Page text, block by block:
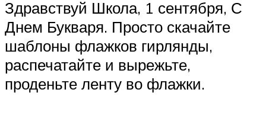
Здравствуй Школа, 1 сентября, С
Днем Букваря. Просто скачайте
шаблоны флажков гирлянды,
распечатайте и вырежьте,
проденьте ленту во флажки.